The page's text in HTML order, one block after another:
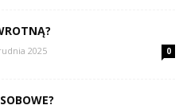
2025 0